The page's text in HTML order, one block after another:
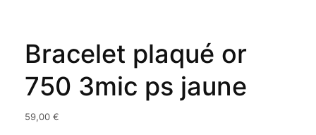
Bracelet plaqué or
750 3mic ps jaune
59,00 €